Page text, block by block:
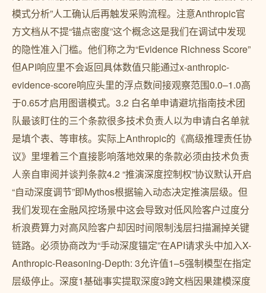
模式分析”人工确认后再触发采购流程。注意Anthropic官
方文档从不提“锚点密度”这个概念这是我们在调试中发现
的隐性准入门槛。他们称之为“Evidence Richness Score”
但API响应里不会返回具体数值只能通过x-anthropic-
evidence-score响应头里的浮点数间接观察范围0.0–1.0高
于0.65才启用图谱模式。3.2 白名单申请避坑指南技术团
队最该盯住的三个条款很多技术负责人以为申请白名单就
是填个表、等审核。实际上Anthropic的《高级推理责任协
议》里埋着三个直接影响落地效果的条款必须由技术负责
人亲自审阅并谈判条款4.2 “推演深度控制权”协议默认开启
“自动深度调节”即Mythos根据输入动态决定推演层级。但
我们发现在金融风控场景中这会导致对低风险客户过度分
析浪费算力对高风险客户却因时间限制浅层扫描漏掉关键
链路。必须协商改为“手动深度锚定”在API请求头中加入X-
Anthropic-Reasoning-Depth: 3允许值1–5强制模型在指定
层级停止。深度1基础事实提取深度3跨文档因果建模深度